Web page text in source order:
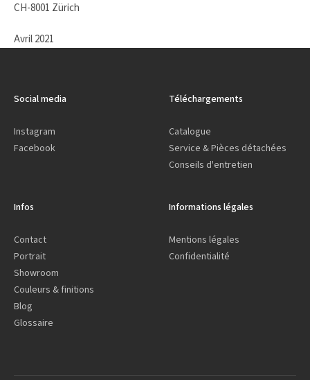
CH-8001 Zürich
Avril 2021
Social media
Instagram
Facebook
Téléchargements
Catalogue
Service & Pièces détachées
Conseils d'entretien
Infos
Contact
Portrait
Showroom
Couleurs & finitions
Blog
Glossaire
Informations légales
Mentions légales
Confidentialité